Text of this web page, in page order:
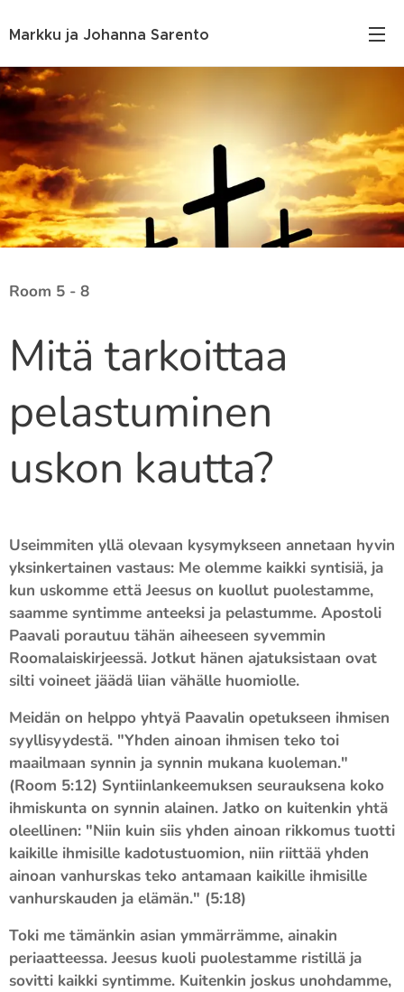
Markku ja Johanna Sarento
Room 5 - 8
Mitä tarkoittaa
pelastuminen
uskon kautta?
Useimmiten yllä olevaan kysymykseen annetaan hyvin
yksinkertainen vastaus: Me olemme kaikki syntisiä, ja
kun uskomme että Jeesus on kuollut puolestamme,
saamme syntimme anteeksi ja pelastumme. Apostoli
Paavali porautuu tähän aiheeseen syvemmin
Roomalaiskirjeessä. Jotkut hänen ajatuksistaan ovat
silti voineet jäädä liian vähälle huomiolle.
Meidän on helppo yhtyä Paavalin opetukseen ihmisen
syyllisyydestä. "Yhden ainoan ihmisen teko toi
maailmaan synnin ja synnin mukana kuoleman."
(Room 5:12) Syntiinlankeemuksen seurauksena koko
ihmiskunta on synnin alainen. Jatko on kuitenkin yhtä
oleellinen: "Niin kuin siis yhden ainoan rikkomus tuotti
kaikille ihmisille kadotustuomion, niin riittää yhden
ainoan vanhurskas teko antamaan kaikille ihmisille
vanhurskauden ja elämän." (5:18)
Toki me tämänkin asian ymmärrämme, ainakin
periaatteessa. Jeesus kuoli puolestamme ristillä ja
sovitti kaikki syntimme. Kuitenkin joskus unohdamme,